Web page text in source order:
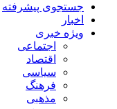
جستجوی پیشرفته
اخبار
ویژه خبری
اجتماعی
اقتصاد
سیاسی
فرهنگ
مذهبی